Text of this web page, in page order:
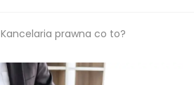
Kancelaria prawna co to?